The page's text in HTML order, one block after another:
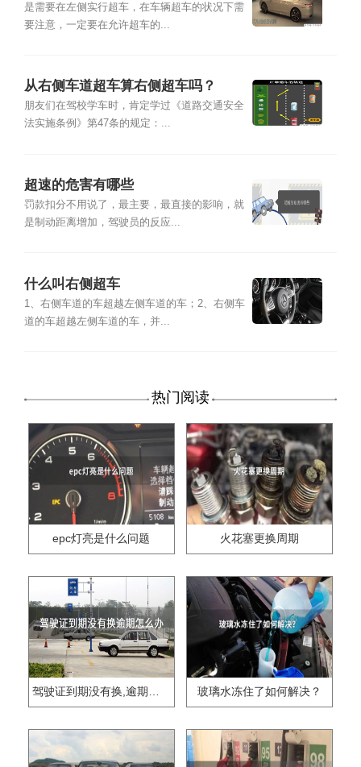
是需要在左侧实行超车，在车辆超车的状况下需
要注意，一定要在允许超车的...
从右侧车道超车算右侧超车吗？
朋友们在驾校学车时，肯定学过《道路交通安全
法实施条例》第47条的规定：...
超速的危害有哪些
罚款扣分不用说了，最主要，最直接的影响，就
是制动距离增加，驾驶员的反应...
什么叫右侧超车
1、右侧车道的车超越左侧车道的车；2、右侧车
道的车超越左侧车道的车，并...
热门阅读
epc灯亮是什么问题 火花塞更换周期
驾驶证到期没有换,逾期怎么办?? 玻璃水冻住了如何解决？